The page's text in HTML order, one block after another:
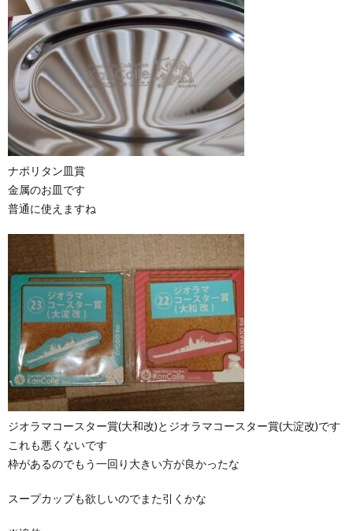
ナポリタン皿賞
金属のお皿です
普通に使えますね
ジオラマコースター賞(大和改)とジオラマコースター賞(大淀改)です
これも悪くないです
枠があるのでもう一回り大きい方が良かったな
スープカップも欲しいのでまた引くかな